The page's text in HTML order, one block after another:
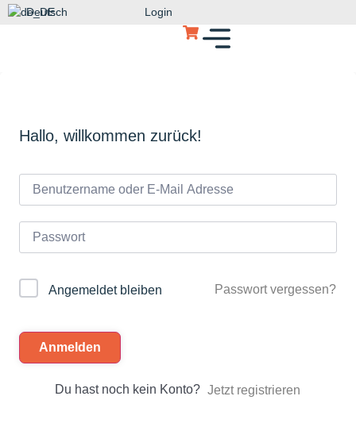
Deutsch Login
Hallo, willkommen zurück!
Angemeldet bleiben Passwort vergessen?
Anmelden
Du hast noch kein Konto? Jetzt registrieren